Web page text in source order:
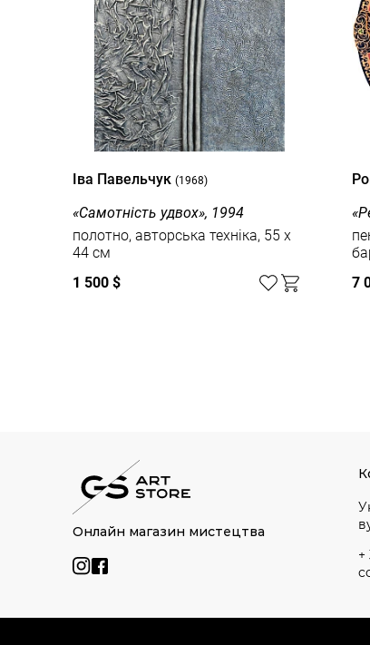
Іва Павельчук (1968)
«Самотність удвох», 1994
полотно, авторська техніка, 55 x
44 см
1 500 $
7
Онлайн магазин мистецтва
+